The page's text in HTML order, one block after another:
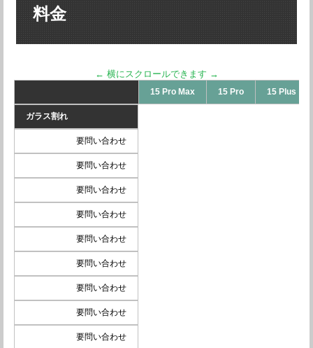
料金
15 Pro Max 15 Pro 15 Plus
ガラス割れ
要問い合わせ
要問い合わせ
要問い合わせ
要問い合わせ
要問い合わせ
要問い合わせ
要問い合わせ
要問い合わせ
要問い合わせ